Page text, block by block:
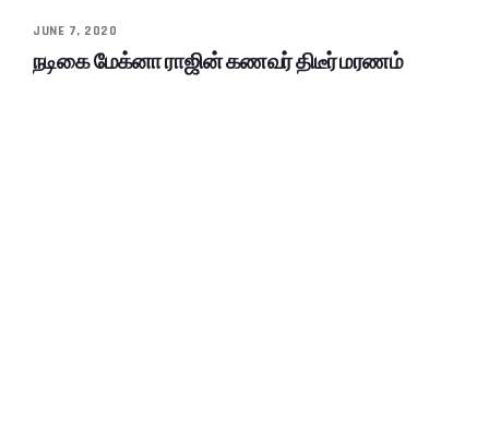
JUNE 7, 2020
நடிகை மேக்னா ராஜின் கணவர் திடீர் மரணம்